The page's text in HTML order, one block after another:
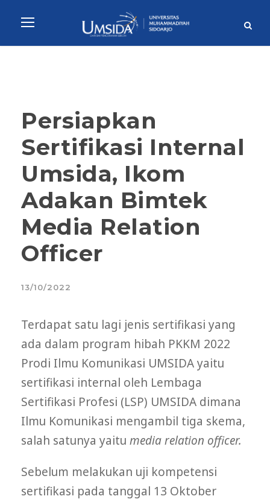
Persiapkan
Sertifikasi Internal
Umsida, Ikom
Adakan Bimtek
Media Relation
Officer
13/10/2022
Terdapat satu lagi jenis sertifikasi yang
ada dalam program hibah PKKM 2022
Prodi Ilmu Komunikasi UMSIDA yaitu
sertifikasi internal oleh Lembaga
Sertifikasi Profesi (LSP) UMSIDA dimana
Ilmu Komunikasi mengambil tiga skema,
salah satunya yaitu media relation officer.
Sebelum melakukan uji kompetensi
sertifikasi pada tanggal 13 Oktober